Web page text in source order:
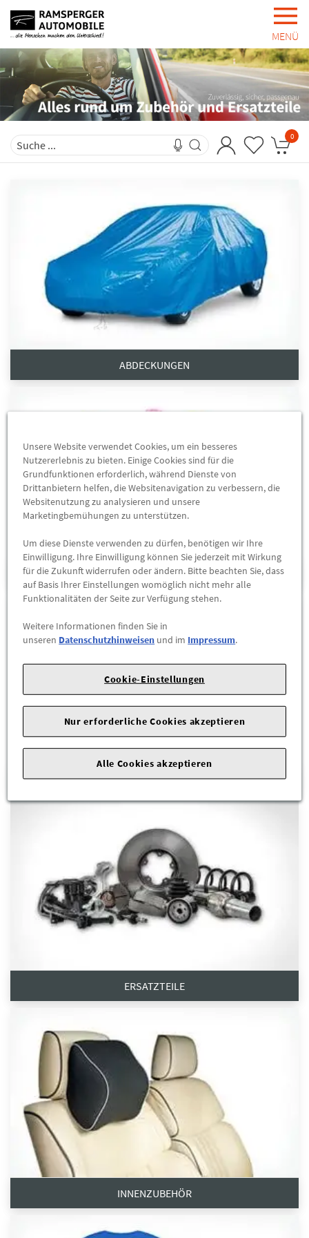
MENÜ
0
ABDECKUNGEN
AUFKLEBER & FOLIEN
AUSSENZUBEHÖR
ERSATZTEILE
INNENZUBEHÖR
Unsere Website verwendet Cookies, um ein besseres
Nutzererlebnis zu bieten. Einige Cookies sind für die
Grundfunktionen erforderlich, während Dienste von
Drittanbietern helfen, die Websitenavigation zu verbessern, die
Websitenutzung zu analysieren und unsere
Marketingbemühungen zu unterstützen.
Um diese Dienste verwenden zu dürfen, benötigen wir Ihre
Einwilligung. Ihre Einwilligung können Sie jederzeit mit Wirkung
für die Zukunft widerrufen oder ändern. Bitte beachten Sie, dass
auf Basis Ihrer Einstellungen womöglich nicht mehr alle
Funktionalitäten der Seite zur Verfügung stehen.
Weitere Informationen finden Sie in
unseren Datenschutzhinweisen und im Impressum.
Cookie-Einstellungen
Nur erforderliche Cookies akzeptieren
Alle Cookies akzeptieren